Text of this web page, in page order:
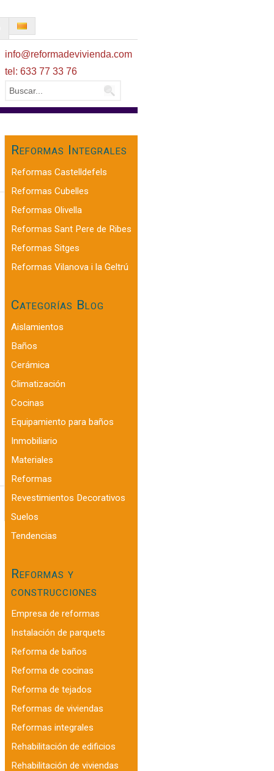
info@reformadevivienda.com
tel: 633 77 33 76
Reformas Integrales
Reformas Castelldefels
Reformas Cubelles
Reformas Olivella
Reformas Sant Pere de Ribes
Reformas Sitges
Reformas Vilanova i la Geltrú
Categorías Blog
Aislamientos
Baños
Cerámica
Climatización
Cocinas
Equipamiento para baños
Inmobiliario
Materiales
Reformas
Revestimientos Decorativos
Suelos
Tendencias
Reformas y
construcciones
Empresa de reformas
Instalación de parquets
Reforma de baños
Reforma de cocinas
Reforma de tejados
Reformas de viviendas
Reformas integrales
Rehabilitación de edificios
Rehabilitación de viviendas